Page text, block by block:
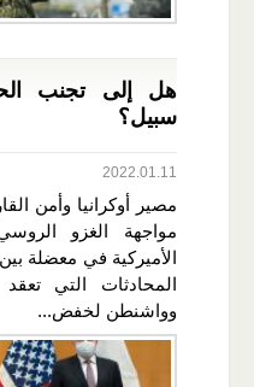
هل إلى تجنب
سبيل؟
2022.01.11
مصير أوكرانيا وأمن
مواجهة الغزو
الأميركية في معضلة
المحادثات التي
وواشنطن لخفض...